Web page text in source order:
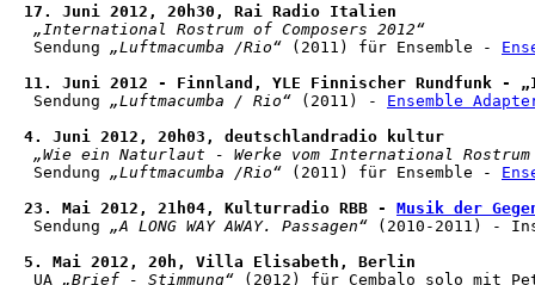
17. Juni 2012, 20h30, Rai Radio Italien
„International Rostrum of Composers 2012“
Sendung „Luftmacumba /Rio“ (2011) für Ensemble -
11. Juni 2012 - Finnland, YLE Finnischer Rundfunk -
Sendung „Luftmacumba / Rio“ (2011) - Ensemble
4. Juni 2012, 20h03, deutschlandradio kultur
„Wie ein Naturlaut - Werke vom International Rostrum
Sendung „Luftmacumba /Rio“ (2011) für Ensemble -
23. Mai 2012, 21h04, Kulturradio RBB - Musik der
Sendung „A LONG WAY AWAY. Passagen“ (2010-2011) -
5. Mai 2012, 20h, Villa Elisabeth, Berlin
UA „Brief - Stimmung“ (2012) für Cembalo solo mit